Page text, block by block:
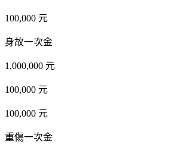
100,000 元
身故一次金
1,000,000 元
100,000 元
100,000 元
重傷一次金